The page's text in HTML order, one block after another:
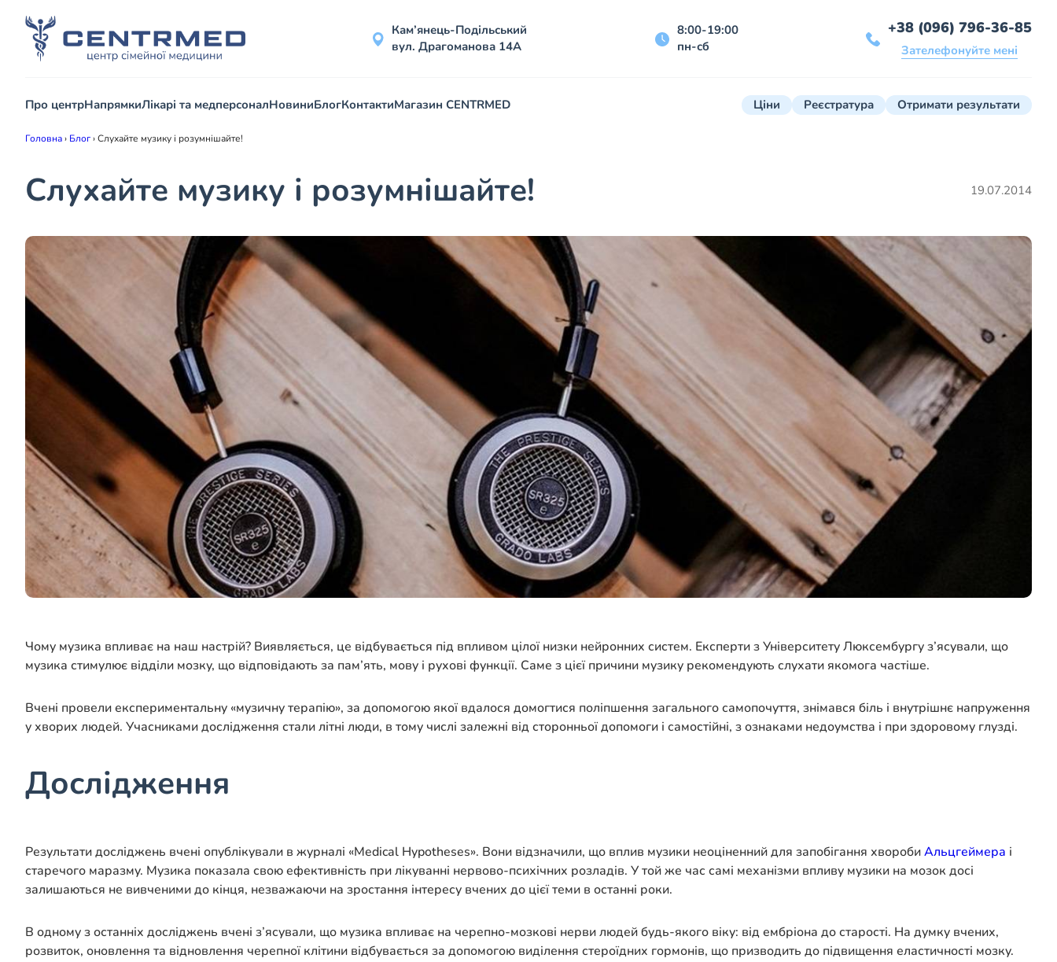
Кам’янець-Подільський
вул. Драгоманова 14А
8:00-19:00
пн-сб
+38 (096) 796-36-85
Зателефонуйте мені
Про центрНапрямкиЛікарі та медперсоналНовиниБлогКонтактиМагазин CENTRMED Ціни Реєстратура Отримати результати
Головна› Блог›Слухайте музику і розумнішайте!
Слухайте музику і розумнішайте! 19.07.2014
Чому музика впливає на наш настрій? Виявляється, це відбувається під впливом цілої низки нейронних систем. Експерти з Університету Люксембургу з’ясували, що
музика стимулює відділи мозку, що відповідають за пам’ять, мову і рухові функції. Саме з цієї причини музику рекомендують слухати якомога частіше.
Вчені провели експериментальну «музичну терапію», за допомогою якої вдалося домогтися поліпшення загального самопочуття, знімався біль і внутрішнє напруження
у хворих людей. Учасниками дослідження стали літні люди, в тому числі залежні від сторонньої допомоги і самостійні, з ознаками недоумства і при здоровому глузді.
Дослідження
Результати досліджень вчені опублікували в журналі «Medical Hypotheses». Вони відзначили, що вплив музики неоціненний для запобігання хворобиАльцгеймера і
старечого маразму. Музика показала свою ефективність при лікуванні нервово-психічних розладів. У той же час самі механізми впливу музики на мозок досі
залишаються не вивченими до кінця, незважаючи на зростання інтересу вчених до цієї теми в останні роки.
В одному з останніх досліджень вчені з’ясували, що музика впливає на черепно-мозкові нерви людей будь-якого віку: від ембріона до старості. На думку вчених,
розвиток, оновлення та відновлення черепної клітини відбувається за допомогою виділення стероїдних гормонів, що призводить до підвищення еластичності мозку.